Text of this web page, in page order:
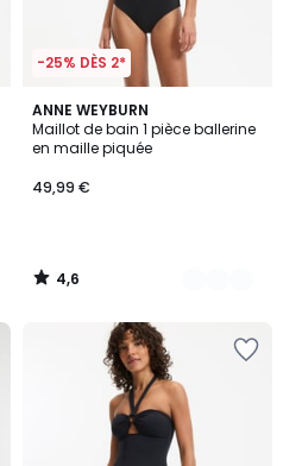
-25% DÈS 2*
ANNE WEYBURN
Maillot de bain 1 pièce ballerine
en maille piquée
49,99 €
4,6
/ 5
2
Couleurs
4,6
/